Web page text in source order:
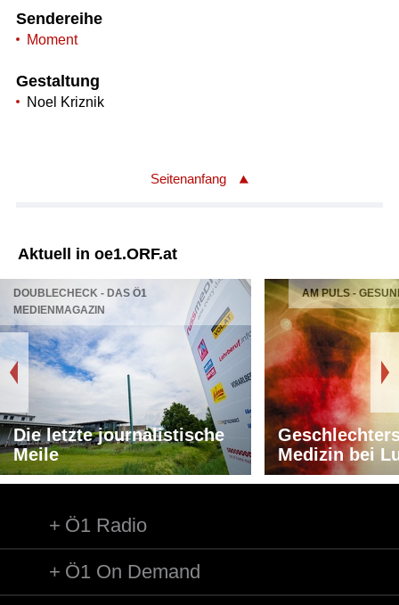
Sendereihe
Moment
Gestaltung
Noel Kriznik
Seitenanfang
Aktuell in oe1.ORF.at
DOUBLECHECK - DAS Ö1
MEDIENMAGAZIN
Die letzte journalistische
Meile
AM PULS -
Medizin bei
Ö1 Radio
Ö1 On Demand